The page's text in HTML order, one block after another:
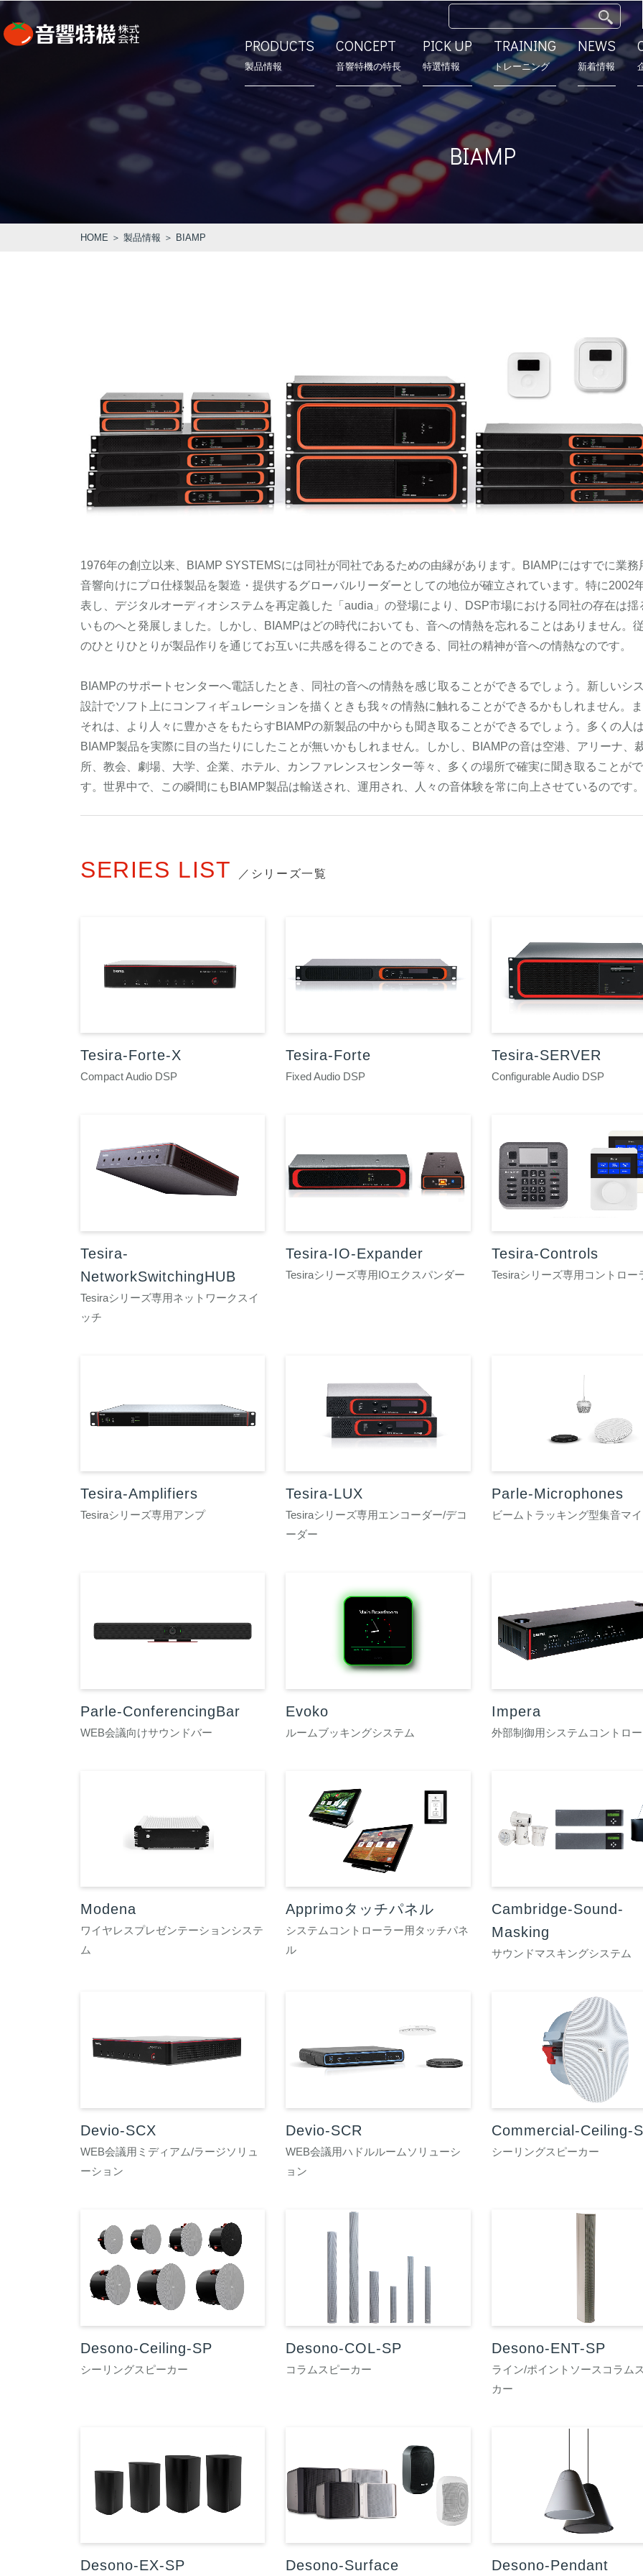
PRODUCTS
製品情報
PRODUCTS
CONCEPT
⾳響特機の特長
CONCEPT
⾳響特機の特長
⾳響特機の特長 モデルルーム
PICK UP
特選情報
TRAINING
トレーニング
NEWS
新着情報
COMPANY 会社概要 営業所
BIAMP
HOME ＞ 製品情報 ＞ BIAMP
1976年の創立以来、BIAMP SYSTEMSには同社が同社であるための由縁があります。BIAMPにはすでに業務
音響向けにプロ仕様製品を製造・提供するグローバルリーダーとしての地位が確立されています。特に2002
表し、デジタルオーディオシステムを再定義した「audia」の登場により、DSP市場における同社の存在は揺
いものへと発展しました。しかし、BIAMPはどの時代においても、音への情熱を忘れることはありません。
のひとりひとりが製品作りを通じてお互いに共感を得ることのできる、同社の精神が音への情熱なのです。
BIAMPのサポートセンターへ電話したとき、同社の音への情熱を感じ取ることができるでしょう。新しいシ
設計でソフト上にコンフィギュレーションを描くときも我々の情熱に触れることができるかもしれません。
それは、より人々に豊かさをもたらすBIAMPの新製品の中からも聞き取ることができるでしょう。多くの人
BIAMP製品を実際に目の当たりにしたことが無いかもしれません。しかし、BIAMPの音は空港、アリーナ、
所、教会、劇場、大学、企業、ホテル、カンファレンスセンター等々、多くの場所で確実に聞き取ることが
す。世界中で、この瞬間にもBIAMP製品は輸送され、運用され、人々の音体験を常に向上させているのです
SERIES LIST ／シリーズ一覧
Tesira-Forte-X
Compact Audio DSP
Tesira-Forte
Fixed Audio DSP
Tesira-SERVER
Configurable Audio DSP
Tesira-
NetworkSwitchingHUB
Tesiraシリーズ専用ネットワークスイ
ッチ
Tesira-IO-Expander
Tesiraシリーズ専用IOエクスパンダー
Tesira-Controls
Tesiraシリーズ専用コントロー
Tesira-Amplifiers
Tesiraシリーズ専用アンプ
Tesira-LUX
Tesiraシリーズ専用エンコーダー/デコ
ーダー
Parle-Microphones
ビームトラッキング型集音マ
Parle-ConferencingBar
WEB会議向けサウンドバー
Evoko
ルームブッキングシステム
Impera
外部制御用システムコントロ
Modena
ワイヤレスプレゼンテーションシステ
ム
Apprimoタッチパネル
システムコントローラー用タッチパネ
ル
Cambridge-Sound-
Masking
サウンドマスキングシステム
Devio-SCX
WEB会議用ミディアム/ラージソリュ
ーション
Devio-SCR
WEB会議用ハドルルームソリューシ
ョン
Commercial-Ceiling-
シーリングスピーカー
Desono-Ceiling-SP
シーリングスピーカー
Desono-COL-SP
コラムスピーカー
Desono-ENT-SP
ライン/ポイントソースコラム
カー
Desono-EX-SP Desono-Surface Desono-Pendant